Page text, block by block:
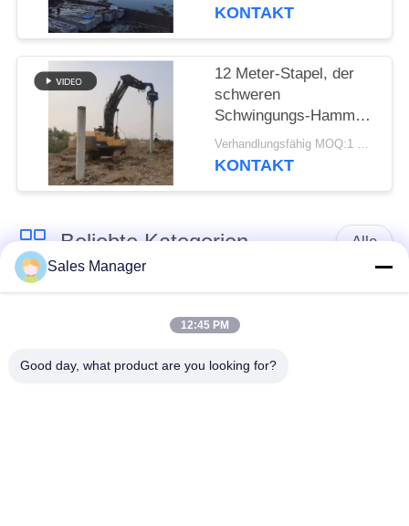
KONTAKT
12 Meter-Stapel, der
schweren
Schwingungs-Hammer
für hartes Erd-/Boden-
Bereichs-Projekt fährt
Verhandlungsfähig MOQ:1 SATZ
KONTAKT
Beliebte Kategorien Alle
Ramme
Sales Manager
12:45 PM
Good day, what product are you looking for?